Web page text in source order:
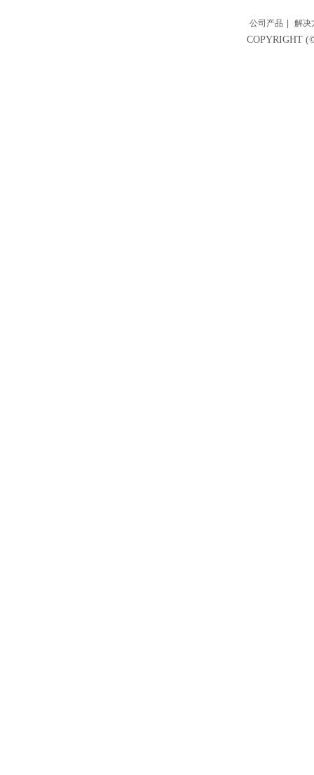
公司产品 解决
COPYRIGHT